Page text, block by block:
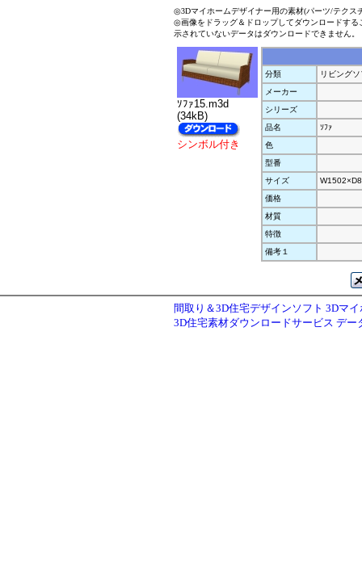
◎3Dマイホームデザイナー用の素材(パーツ/テクス
◎画像をドラッグ＆ドロップしてダウンロードす
示されていないデータはダウンロードできません。
ｿﾌｧ15.m3d
(34kB)
シンボル付き
分類
リビング
メーカー
シリーズ
品名
ｿﾌｧ
色
型番
サイズ
価格
材質
特徴
備考１
間取り＆3D住宅デザインソフト 3Dマ
3D住宅素材ダウンロードサービス デー